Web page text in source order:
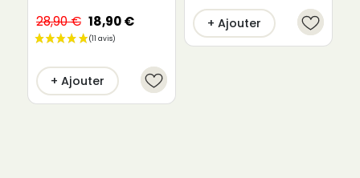
28,90 € 18,90 €
+ Ajouter
+ Ajouter